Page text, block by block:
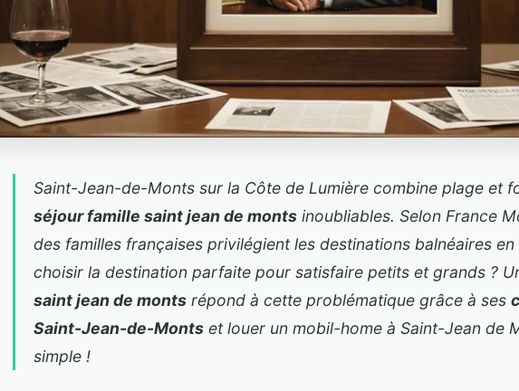
Saint-Jean-de-Monts sur la Côte de Lumière combine plage et
séjour famille saint jean de monts inoubliables. Selon France
des familles françaises privilégient les destinations balnéaires
choisir la destination parfaite pour satisfaire petits et grands ?
saint jean de monts répond à cette problématique grâce à ses
Saint-Jean-de-Monts etlouer un mobil-home à Saint-Jean de
simple !